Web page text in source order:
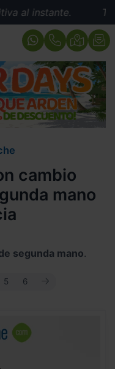
Tasación
cambio
mano
segunda mano.
5 6 SIGUIENTE